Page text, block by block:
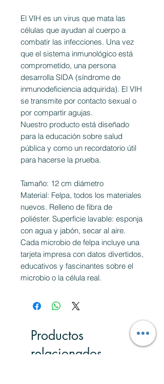
El VIH es un virus que mata las
células que ayudan al cuerpo a
combatir las infecciones. Una vez
que el sistema inmunológico está
comprometido, una persona
desarrolla SIDA (síndrome de
inmunodeficiencia adquirida). El VIH
se transmite por contacto sexual o
por compartir agujas.
Nuestro producto está diseñado
para la educación sobre salud
pública y como un recordatorio útil
para hacerse la prueba.
Tamaño: 12 cm diámetro
Material: Felpa, todos los materiales
nuevos. Relleno de fibra de
poliéster. Superficie lavable: esponja
con agua y jabón, secar al aire.
Cada microbio de felpa incluye una
tarjeta impresa con datos divertidos,
educativos y fascinantes sobre el
microbio o la célula real.
Productos
relacionados